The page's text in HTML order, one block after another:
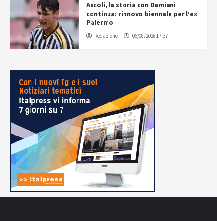
Ascoli, la storia con Damiani
continua: rinnovo biennale per l’ex
Palermo
Redazione 06/08/2026 17:37